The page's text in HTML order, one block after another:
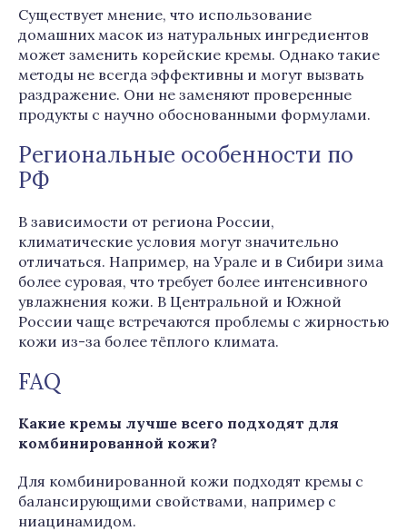
Существует мнение, что использование
домашних масок из натуральных ингредиентов
может заменить корейские кремы. Однако такие
методы не всегда эффективны и могут вызвать
раздражение. Они не заменяют проверенные
продукты с научно обоснованными формулами.
Региональные особенности по
РФ
В зависимости от региона России,
климатические условия могут значительно
отличаться. Например, на Урале и в Сибири зима
более суровая, что требует более интенсивного
увлажнения кожи. В Центральной и Южной
России чаще встречаются проблемы с жирностью
кожи из-за более тёплого климата.
FAQ
Какие кремы лучше всего подходят для
комбинированной кожи?
Для комбинированной кожи подходят кремы с
балансирующими свойствами, например с
ниацинамидом.